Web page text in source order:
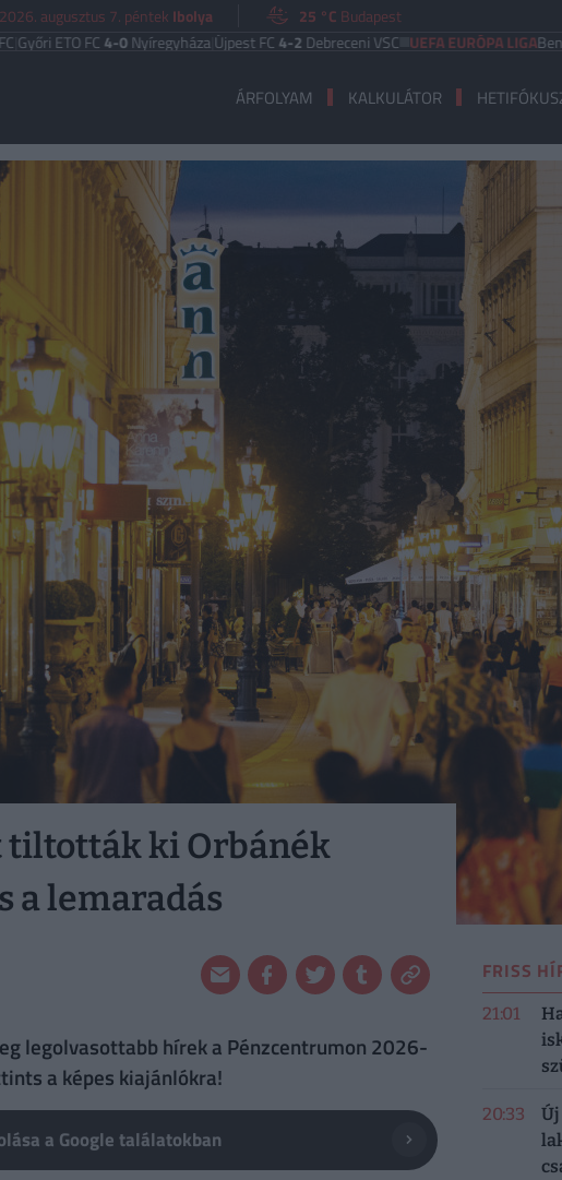
2026. augusztus 7. péntek Ibolya 25 °C Budapest
FC4-0Nyíregyháza|Újpest FC4-2Debreceni VSC UEFA EURÓPA LIGABenfica6-1
ÁRFOLYAM KALKULÁTOR
tiltották ki Orbánék
a lemaradás
legolvasottabb hírek a Pénzcentrumon 2026-
a képes kiajánlókra!
a Google találatokban
FRISS
21:01
20:33